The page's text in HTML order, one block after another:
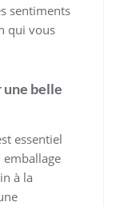
sentiments
qui vous
une belle
essentiel
emballage
à la